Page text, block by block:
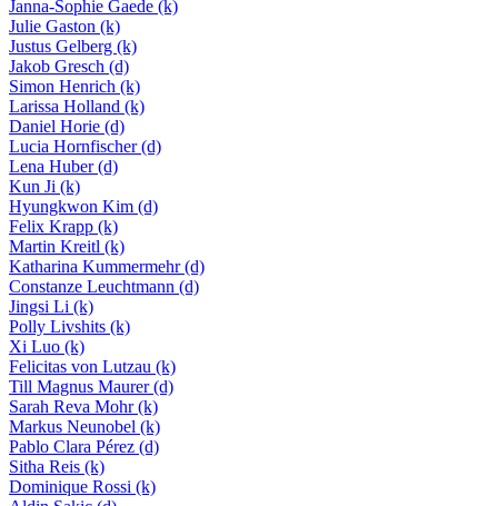
Janna-Sophie Gaede (k)
Julie Gaston (k)
Justus Gelberg (k)
Jakob Gresch (d)
Simon Henrich (k)
Larissa Holland (k)
Daniel Horie (d)
Lucia Hornfischer(d)
Lena Huber(d)
Kun Ji (k)
Hyungkwon Kim (d)
Felix Krapp (k)
Martin Kreitl (k)
Katharina Kummermehr(d)
Constanze Leuchtmann (d)
Jingsi Li (k)
Polly Livshits (k)
Xi Luo (k)
Felicitas von Lutzau (k)
Till Magnus Maurer(d)
Sarah Reva Mohr(k)
Markus Neunobel (k)
Pablo Clara Pérez (d)
Sitha Reis (k)
Dominique Rossi (k)